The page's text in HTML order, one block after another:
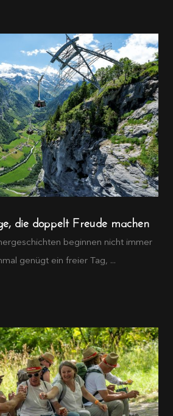
die doppelt Freude machen
beginnen nicht immer
genügt ein freier Tag, ...